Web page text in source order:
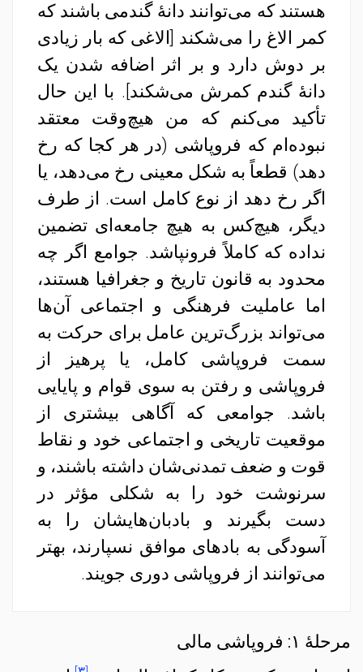
هستند که می‌توانند دانهٔ گندمی باشند که
کمر الاغ را می‌شکند [الاغی که بار زیادی
بر دوش دارد و بر اثر اضافه شدن یک
دانهٔ گندم کمرش می‌شکند]. با این حال
تأکید می‌کنم که من هیچ‌وقت معتقد
نبوده‌ام که فروپاشی (در هر کجا که رخ
دهد) قطعاً به شکل معینی رخ می‌دهد، یا
اگر رخ دهد از نوع کامل است. از طرف
دیگر، هیچ‌کس به هیچ جامعه‌ای تضمین
نداده که کاملاً فرونپاشد. جوامع اگر چه
محدود به قانون تاریخ و جغرافیا هستند،
اما عاملیت فرهنگی و اجتماعی آن‌ها
می‌تواند بزرگ‌ترین عامل برای حرکت به
سمت فروپاشی کامل، یا پرهیز از
فروپاشی‌ و رفتن به سوی قوام و پایایی
باشد. جوامعی که آگاهی بیشتری از
موقعیت تاریخی و اجتماعی خود و نقاط
قوت و ضعف تمدنی‌شان داشته باشند، و
سرنوشت خود را به شکلی مؤثر در
دست‌ بگیرند و بادبان‌هایشان را به
آسودگی به بادهای موافق نسپارند، بهتر
می‌توانند از فروپاشی دوری جویند.
مرحلهٔ ۱: فروپاشی مالی